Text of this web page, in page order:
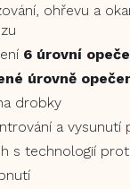
ohřevu a
6 úrovní
úrovně
drobky
a vysunutí
s technologií